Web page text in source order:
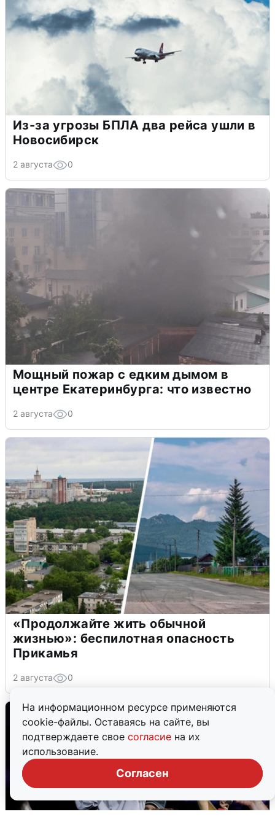
На информационном ресурсе применяются
cookie-файлы. Оставаясь на сайте, вы
подтверждаете свое согласие на их
использование.
Согласен
Из-за угрозы БПЛА два рейса ушли в
Новосибирск
2 августа 0
Мощный пожар с едким дымом в
центре Екатеринбурга: что известно
2 августа 0
«Продолжайте жить обычной
жизнью»: беспилотная опасность
Прикамья
2 августа 0